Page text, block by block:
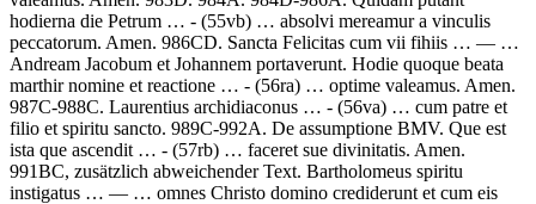
hodierna die Petrum … - (55vb) … absolvi mereamur a vinculis
peccatorum. Amen. 986CD. Sancta Felicitas cum vii fihiis … — …
Andream Jacobum et Johannem portaverunt. Hodie quoque beata
marthir nomine et reactione … - (56ra) … optime valeamus. Amen.
987C-988C. Laurentius archidiaconus … - (56va) … cum patre et
filio et spiritu sancto. 989C-992A. De assumptione BMV. Que est
ista que ascendit … - (57rb) … faceret sue divinitatis. Amen.
991BC, zusätzlich abweichender Text. Bartholomeus spiritu
instigatus … — … omnes Christo domino crediderunt et cum eis